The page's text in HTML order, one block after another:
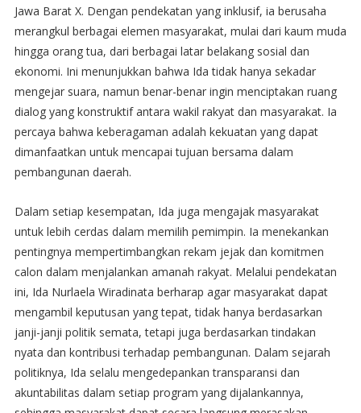
Jawa Barat X. Dengan pendekatan yang inklusif, ia berusaha
merangkul berbagai elemen masyarakat, mulai dari kaum muda
hingga orang tua, dari berbagai latar belakang sosial dan
ekonomi. Ini menunjukkan bahwa Ida tidak hanya sekadar
mengejar suara, namun benar-benar ingin menciptakan ruang
dialog yang konstruktif antara wakil rakyat dan masyarakat. Ia
percaya bahwa keberagaman adalah kekuatan yang dapat
dimanfaatkan untuk mencapai tujuan bersama dalam
pembangunan daerah.
Dalam setiap kesempatan, Ida juga mengajak masyarakat
untuk lebih cerdas dalam memilih pemimpin. Ia menekankan
pentingnya mempertimbangkan rekam jejak dan komitmen
calon dalam menjalankan amanah rakyat. Melalui pendekatan
ini, Ida Nurlaela Wiradinata berharap agar masyarakat dapat
mengambil keputusan yang tepat, tidak hanya berdasarkan
janji-janji politik semata, tetapi juga berdasarkan tindakan
nyata dan kontribusi terhadap pembangunan. Dalam sejarah
politiknya, Ida selalu mengedepankan transparansi dan
akuntabilitas dalam setiap program yang dijalankannya,